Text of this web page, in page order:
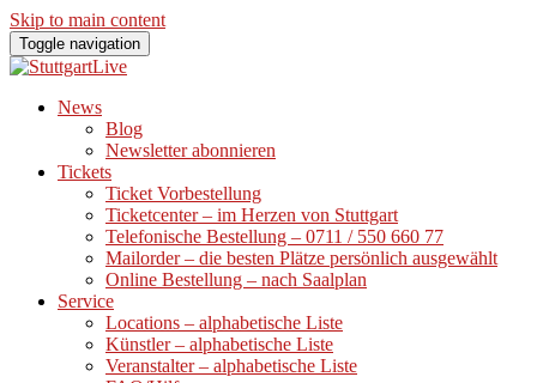
Skip to main content
Toggle navigation
News
Blog
Newsletter abonnieren
Tickets
Ticket Vorbestellung
Ticketcenter – im Herzen von Stuttgart
Telefonische Bestellung – 0711 / 550 660 77
Mailorder – die besten Plätze persönlich ausgewählt
Online Bestellung – nach Saalplan
Service
Locations – alphabetische Liste
Künstler – alphabetische Liste
Veranstalter – alphabetische Liste